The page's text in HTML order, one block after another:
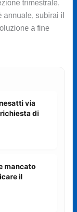
trimestrale,
annuale, subirai il
a fine
via
di
mancato
il